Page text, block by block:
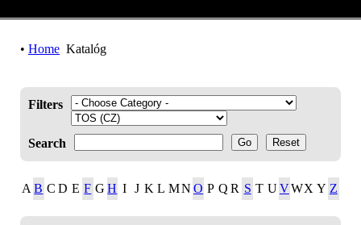
• Home Katalóg
Filters
Search
A B C D E F G H I J K L MN O P Q R S T UVWX Y Z